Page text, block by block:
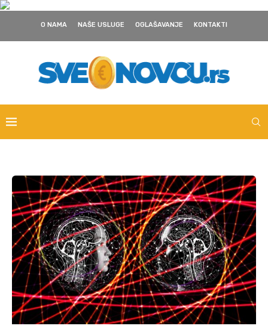
O NAMA NAŠE USLUGE OGLAŠAVANJE KONTAKTI